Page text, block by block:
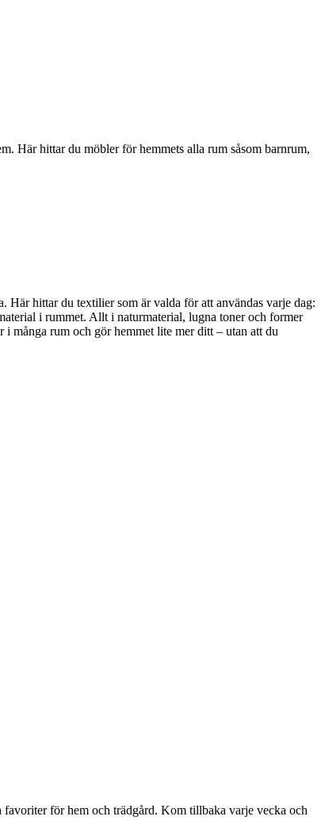
Här hittar du möbler för hemmets alla rum såsom barnrum,
Här hittar du textilier som är valda för att användas varje dag:
i rummet. Allt i naturmaterial, lugna toner och former
i många rum och gör hemmet lite mer ditt – utan att du
för hem och trädgård. Kom tillbaka varje vecka och